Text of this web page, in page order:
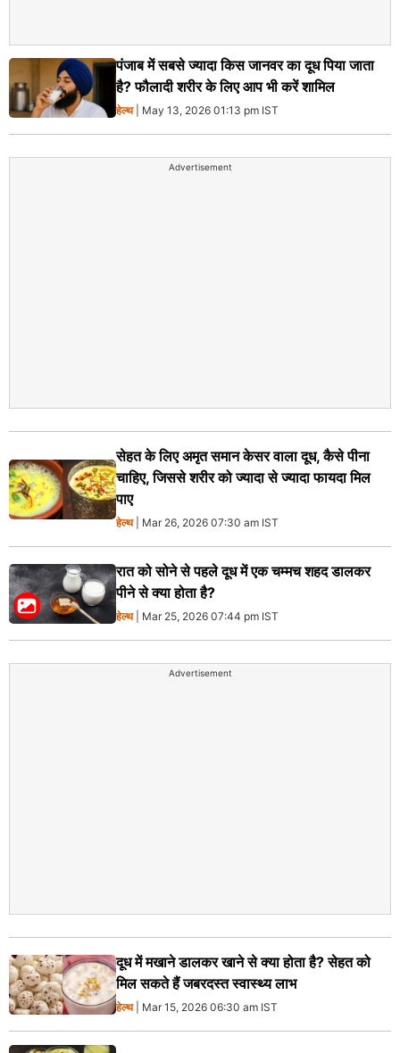
पंजाब में सबसे ज्यादा किस जानवर का दूध पिया जाता
है? फौलादी शरीर के लिए आप भी करें शामिल
हेल्थ| May 13, 2026 01:13 pm IST
Advertisement
सेहत के लिए अमृत समान केसर वाला दूध, कैसे पीना
चाहिए, जिससे शरीर को ज्यादा से ज्यादा फायदा मिल
पाए
हेल्थ| Mar 26, 2026 07:30 am IST
रात को सोने से पहले दूध में एक चम्मच शहद डालकर
पीने से क्या होता है?
हेल्थ| Mar 25, 2026 07:44 pm IST
Advertisement
दूध में मखाने डालकर खाने से क्या होता है? सेहत को
मिल सकते हैं जबरदस्त स्वास्थ्य लाभ
हेल्थ| Mar 15, 2026 06:30 am IST